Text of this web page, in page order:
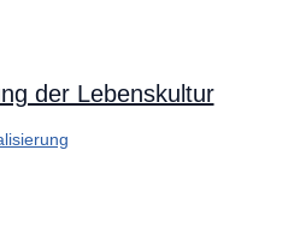
der Lebenskultur